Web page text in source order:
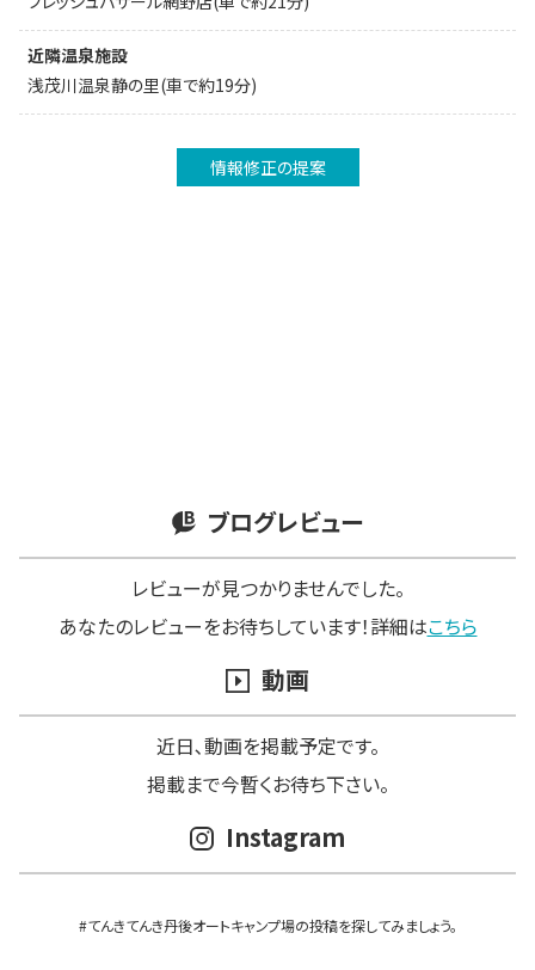
近隣温泉施設
浅茂川温泉静の里(車で約19分)
情報修正の提案
ブログレビュー
レビューが見つかりませんでした。
あなたのレビューをお待ちしています！詳細はこちら
動画
近日､動画を掲載予定です。
掲載まで今暫くお待ち下さい。
Instagram
#てんきてんき丹後オートキャンプ場の投稿を探してみましょう。